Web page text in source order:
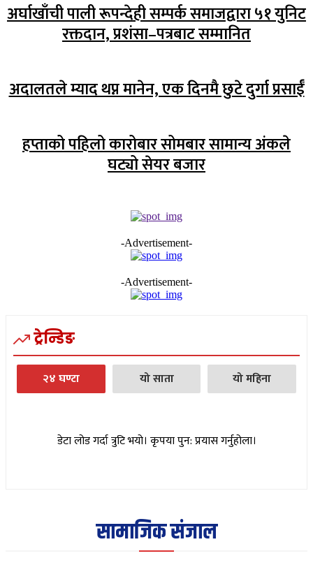
अर्घाखाँची पाली रूपन्देही सम्पर्क समाजद्वारा ५१ युनिट
रक्तदान, प्रशंसा–पत्रबाट सम्मानित
अदालतले म्याद थप्न मानेन, एक दिनमै छुटे दुर्गा प्रसाईँ
हप्ताको पहिलो कारोबार सोमबार सामान्य अंकले
घट्यो सेयर बजार
-Advertisement-
-Advertisement-
ट्रेन्डिङ
२४ घण्टा यो साता यो महिना
डेटा लोड गर्दा त्रुटि भयो। कृपया पुन: प्रयास गर्नुहोला।
सामाजिक संजाल